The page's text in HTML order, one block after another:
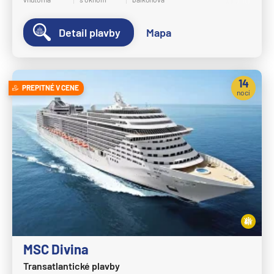
Crystal Cruises
Crystal Serenity
Crystal Symphony
Cunard Line
Queen Anne
Queen Elizabeth
Queen Mary 2
Queen Victoria
Disney Cruise Line
Disney Adventure
Disney Destiny
Disney Dream
Disney Fantasy
Detail plavby Mapa
PREPITNÉ V CENE
MSC Divina
Transatlantické plavby
14
nocí